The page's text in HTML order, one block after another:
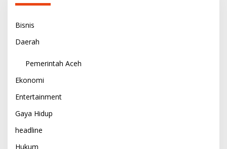
Bisnis
Daerah
Pemerintah Aceh
Ekonomi
Entertainment
Gaya Hidup
headline
Hukum